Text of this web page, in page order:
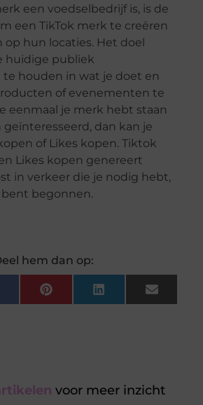
een voedselbedrijf is, is de
een TikTok merk te creëren
hun locaties. Het doel
huidige publiek
te houden in wat je doet en
of evenementen te
eenmaal je merk hebt staan
dan kan je
of Likes kopen. Tiktok
Likes kopen genereert
in verkeer die je nodig hebt,
bent begonnen.
hem dan op:
Pinterest LinkedIn Email
voor meer inzicht